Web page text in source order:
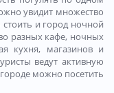
увидит множество
и город ночной
разных кафе, ночных
кухня, магазинов и
ведут активную
можно посетить